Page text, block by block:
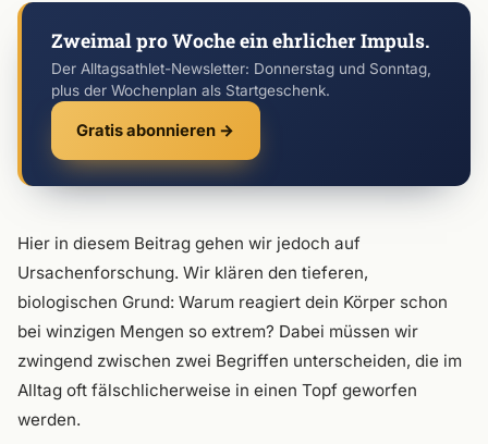
Zweimal pro Woche ein ehrlicher Impuls.
Der Alltagsathlet-Newsletter: Donnerstag und Sonntag,
plus der Wochenplan als Startgeschenk.
Gratis abonnieren →
Hier in diesem Beitrag gehen wir jedoch auf
Ursachenforschung. Wir klären den tieferen,
biologischen Grund: Warum reagiert dein Körper schon
bei winzigen Mengen so extrem? Dabei müssen wir
zwingend zwischen zwei Begriffen unterscheiden, die im
Alltag oft fälschlicherweise in einen Topf geworfen
werden.